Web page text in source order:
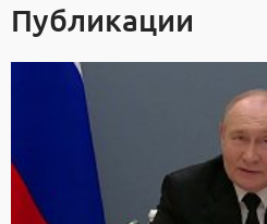
Публикации